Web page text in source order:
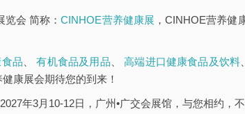
览会 简称：CINHOE营养健康展 ，CINHOE营养健
品 、有机食品及用品 、高端进口健康食品及饮料
康展会期待您的到来！
年3月10-12日，广州•广交会展馆，与您相约，不